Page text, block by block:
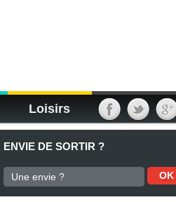
Loisirs
ENVIE DE SORTIR ?